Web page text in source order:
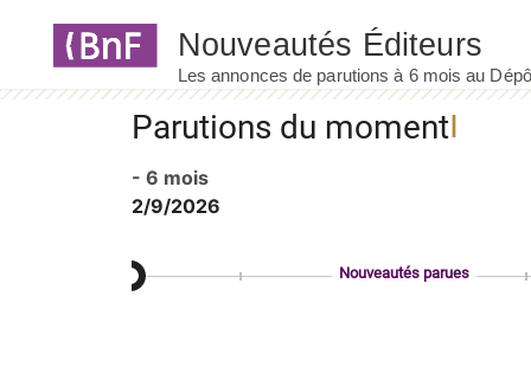
Parutions du moment
- 6 mois
2/9/2026
Nouveautés parues